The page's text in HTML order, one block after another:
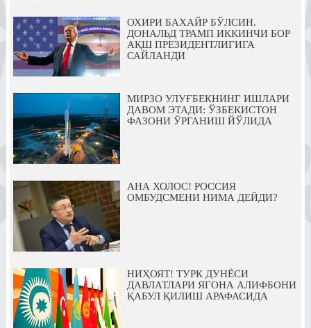
ОХИРИ БАХАЙР БЎЛСИН.
ДОНАЛЬД ТРАМП ИККИНЧИ БОР
АҚШ ПРЕЗИДЕНТЛИГИГА
САЙЛАНДИ
МИРЗО УЛУҒБЕКНИНГ ИШЛАРИ
ДАВОМ ЭТАДИ: ЎЗБЕКИСТОН
ФАЗОНИ ЎРГАНИШ ЙЎЛИДА
АНА ХОЛОС! РОССИЯ
ОМБУДСМЕНИ НИМА ДЕЙДИ?
НИҲОЯТ! ТУРК ДУНЁСИ
ДАВЛАТЛАРИ ЯГОНА АЛИФБОНИ
ҚАБУЛ ҚИЛИШ АРАФАСИДА